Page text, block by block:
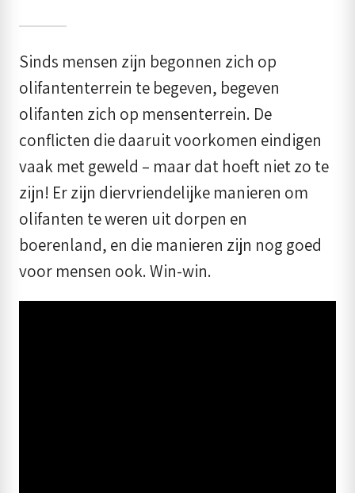
Sinds mensen zijn begonnen zich op
olifantenterrein te begeven, begeven
olifanten zich op mensenterrein. De
conflicten die daaruit voorkomen eindigen
vaak met geweld – maar dat hoeft niet zo te
zijn! Er zijn diervriendelijke manieren om
olifanten te weren uit dorpen en
boerenland, en die manieren zijn nog goed
voor mensen ook. Win-win.